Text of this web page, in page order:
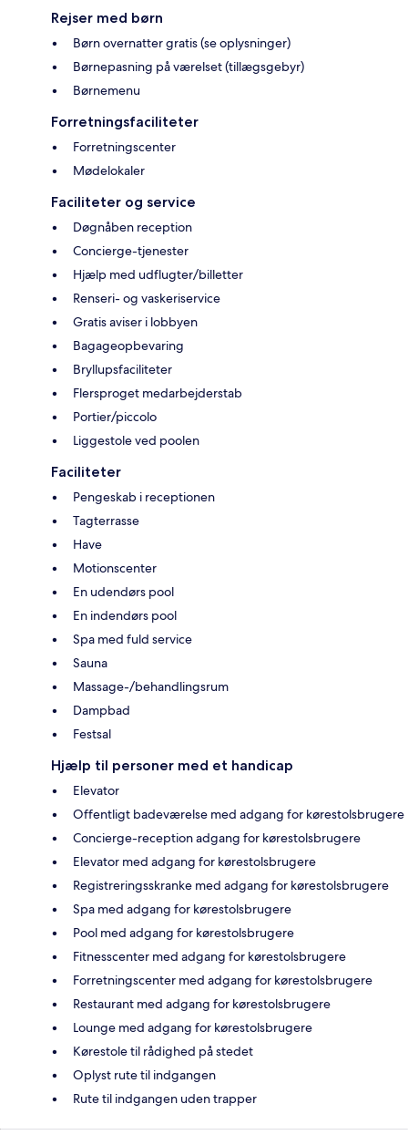
Rejser med børn
Børn overnatter gratis (se oplysninger)
Børnepasning på værelset (tillægsgebyr)
Børnemenu
Forretningsfaciliteter
Forretningscenter
Mødelokaler
Faciliteter og service
Døgnåben reception
Concierge-tjenester
Hjælp med udflugter/billetter
Renseri- og vaskeriservice
Gratis aviser i lobbyen
Bagageopbevaring
Bryllupsfaciliteter
Flersproget medarbejderstab
Portier/piccolo
Liggestole ved poolen
Faciliteter
Pengeskab i receptionen
Tagterrasse
Have
Motionscenter
En udendørs pool
En indendørs pool
Spa med fuld service
Sauna
Massage-/behandlingsrum
Dampbad
Festsal
Hjælp til personer med et handicap
Elevator
Offentligt badeværelse med adgang for kørestolsbrugere
Concierge-reception adgang for kørestolsbrugere
Elevator med adgang for kørestolsbrugere
Registreringsskranke med adgang for kørestolsbrugere
Spa med adgang for kørestolsbrugere
Pool med adgang for kørestolsbrugere
Fitnesscenter med adgang for kørestolsbrugere
Forretningscenter med adgang for kørestolsbrugere
Restaurant med adgang for kørestolsbrugere
Lounge med adgang for kørestolsbrugere
Kørestole til rådighed på stedet
Oplyst rute til indgangen
Rute til indgangen uden trapper